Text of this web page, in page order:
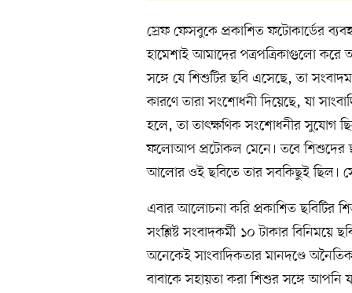
স্রেফ ফেসবুকে প্রকাশিত ফটোকার্ডের
হামেশাই আমাদের পত্রপত্রিকাগুলো
সঙ্গে যে শিশুটির ছবি এসেছে, তা
কারণে তারা সংশোধনী দিয়েছে, যা
হলে, তা তাৎক্ষণিক সংশোধনীর সুযোগ
ফলোআপ প্রটোকল মেনে। তবে শিশুদের
আলোর ওই ছবিতে তার সবকিছুই ছিল।
এবার আলোচনা করি প্রকাশিত ছবিটির
সংশ্লিষ্ট সংবাদকর্মী ১০ টাকার
অনেকেই সাংবাদিকতার মানদণ্ডে
বাবাকে সহায়তা করা শিশুর সঙ্গে